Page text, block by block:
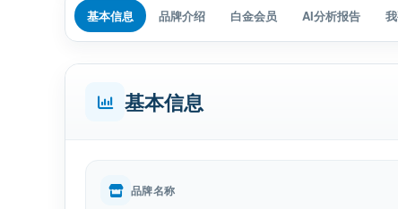
基本信息 品牌介绍 白金会员 AI分析报告
基本信息
品牌名称